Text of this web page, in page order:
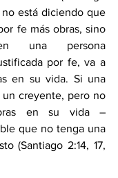
está diciendo que
fe más obras, sino
una persona
por fe, va a
en su vida. Si una
un creyente, pero no
en su vida –
que no tenga una
(Santiago 2:14, 17,